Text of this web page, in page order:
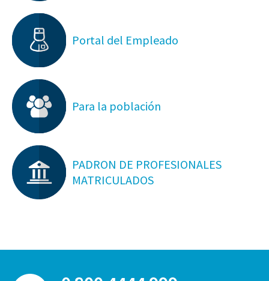
Portal del Empleado
Para la población
PADRON DE PROFESIONALES
MATRICULADOS